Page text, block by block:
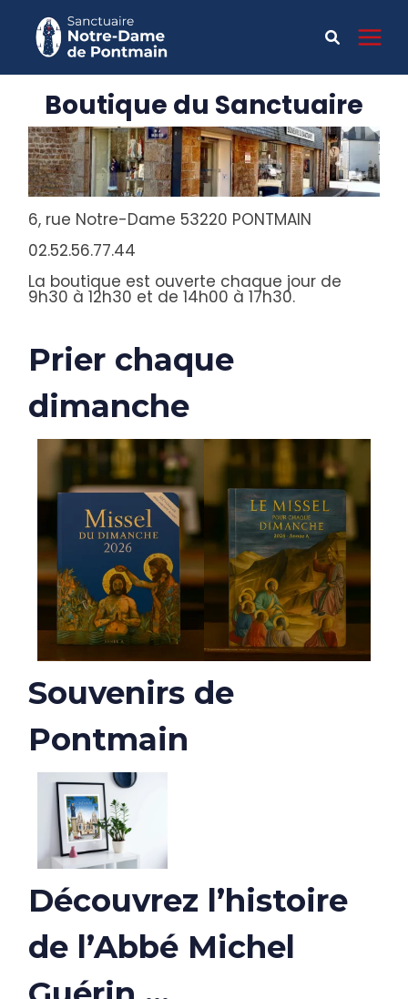
Boutique du Sanctuaire
6, rue Notre-Dame 53220 PONTMAIN
02.52.56.77.44
La boutique est ouverte chaque jour de
9h30 à 12h30 et de 14h00 à 17h30.
Prier chaque
dimanche
Souvenirs de
Pontmain
Découvrez l’histoire
de l’Abbé Michel